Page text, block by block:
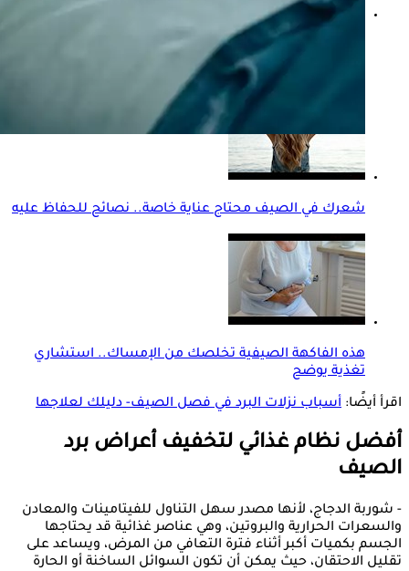
الخوخ في الصيف- ماذا يحدث لمريض الكوليسترول عند
شعرك في الصيف محتاج عناية خاصة.. نصائح للحفاظ عليه
هذه الفاكهة الصيفية تخلصك من الإمساك.. استشاري
تغذية يوضح
اقرأ أيضًا: أسباب نزلات البرد في فصل الصيف- دليلك لعلاجها
أفضل نظام غذائي لتخفيف أعراض برد
الصيف
- شوربة الدجاج، لأنها مصدر سهل التناول للفيتامينات والمعادن
والسعرات الحرارية والبروتين، وهي عناصر غذائية قد يحتاجها
الجسم بكميات أكبر أثناء فترة التعافي من المرض، ويساعد على
تقليل الاحتقان، حيث يمكن أن تكون السوائل الساخنة أو الحارة